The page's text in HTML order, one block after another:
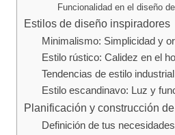
Funcionalidad en el diseño
Estilos de diseño inspiradores
Minimalismo: Simplicidad y
Estilo rústico: Calidez en el
Tendencias de estilo industrial
Estilo escandinavo: Luz y
Planificación y construcción
Definición de tus necesidades